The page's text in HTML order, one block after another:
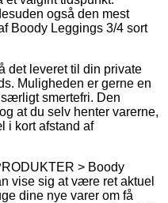
også den mest
Boody Leggings 3/4 sort
det leveret til din private
Muligheden er gerne en
smertefri. Den
at du selv henter varerne,
i kort afstand af
> Boody
vise sig at være ret aktuel
dine nye varer om få